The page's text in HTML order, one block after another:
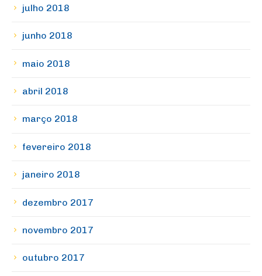
julho 2018
junho 2018
maio 2018
abril 2018
março 2018
fevereiro 2018
janeiro 2018
dezembro 2017
novembro 2017
outubro 2017